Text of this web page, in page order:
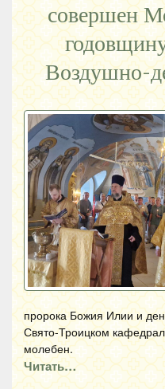
совершен
Воздушно-
пророка Божия Илии и
Свято-Троицком
молебен.
Читать…